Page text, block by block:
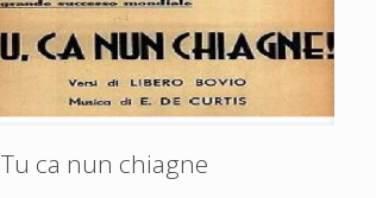
Tu ca nun chiagne